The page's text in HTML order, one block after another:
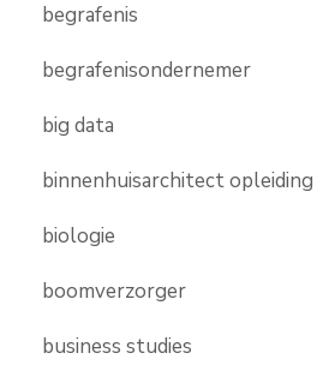
begrafenis
begrafenisondernemer
big data
binnenhuisarchitect opleiding
biologie
boomverzorger
business studies